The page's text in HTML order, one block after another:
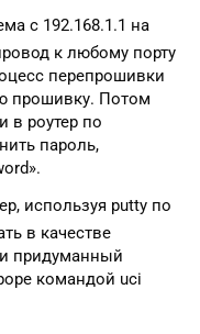
с 192.168.1.1 на
к любому порту
перепрошивки
прошивку. Потом
в роутер по
пароль,
используя putty по
в качестве
придуманный
командой uci